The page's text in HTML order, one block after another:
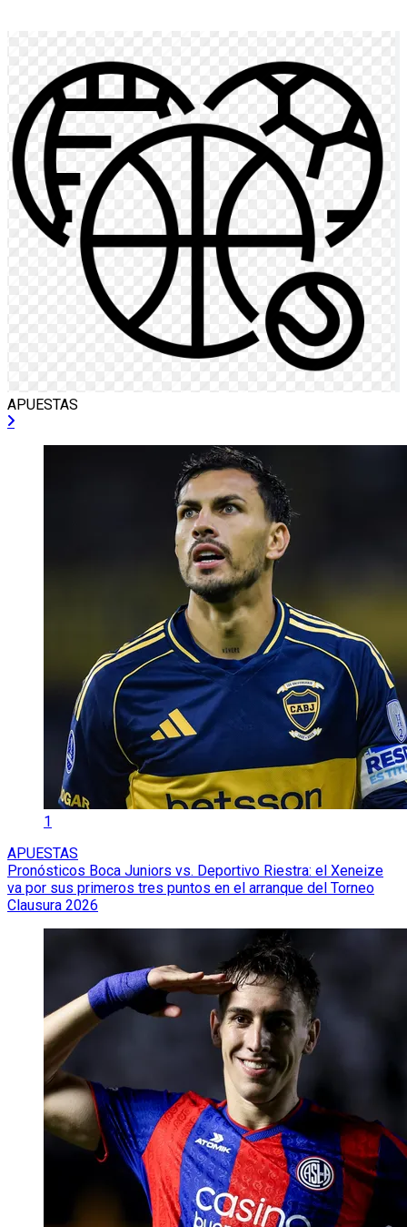
APUESTAS
1
APUESTAS
Pronósticos Boca Juniors vs. Deportivo Riestra: el Xeneize
va por sus primeros tres puntos en el arranque del Torneo
Clausura 2026